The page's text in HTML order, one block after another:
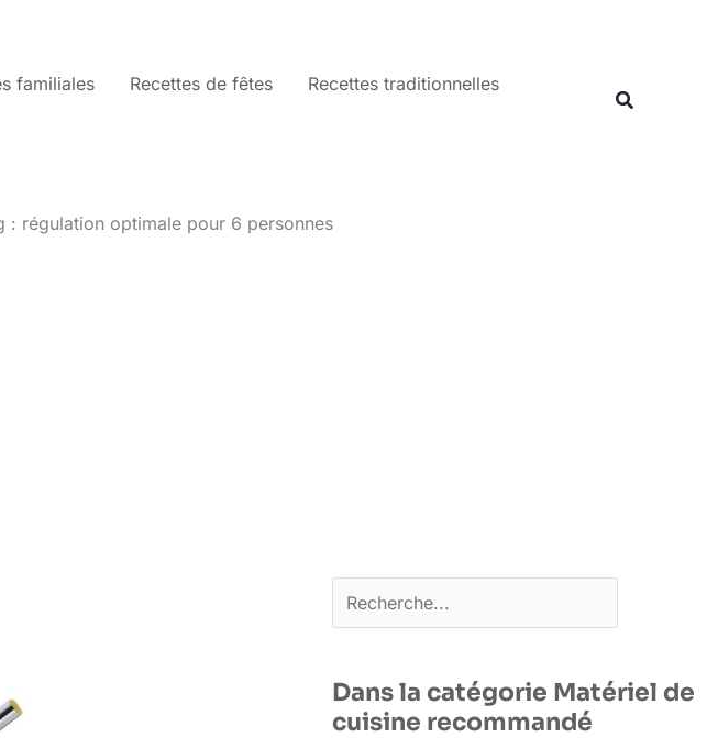
familiales Recettes de fêtes
Recettes traditionnelles
: régulation optimale pour 6 personnes
Rechercher
Dans la catégorie Matériel de
cuisine recommandé